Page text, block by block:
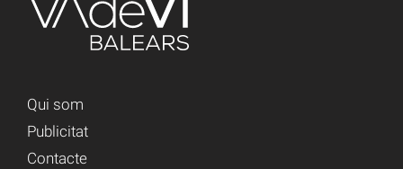
Qui som
Publicitat
Contacte